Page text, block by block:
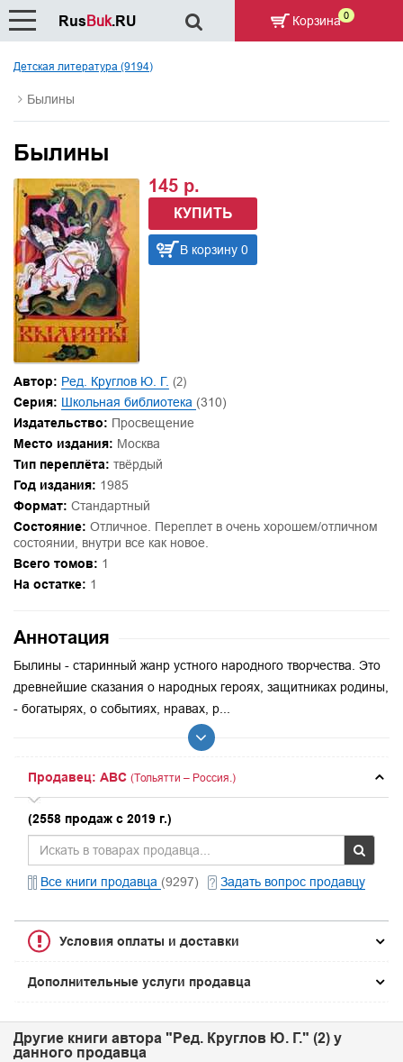
Детская литература (9194)
Былины
Былины
145 р.
КУПИТЬ
В корзину 0
Автор: Ред. Круглов Ю. Г. (2)
Серия: Школьная библиотека (310)
Издательство: Просвещение
Место издания: Москва
Тип переплёта: твёрдый
Год издания: 1985
Формат: Стандартный
Состояние: Отличное. Переплет в очень хорошем/отличном
состоянии, внутри все как новое.
Всего томов: 1
На остатке: 1
Аннотация
Былины - старинный жанр устного народного творчества. Это
древнейшие сказания о народных героях, защитниках родины,
- богатырях, о событиях, нравах, р...
Продавец: ABC (Тольятти – Россия.)
(2558 продаж с 2019 г.)
Все книги продавца (9297) Задать вопрос продавцу
Условия оплаты и доставки
Дополнительные услуги продавца
Другие книги автора "Ред. Круглов Ю. Г." (2) у
данного продавца
RusBuk.RU Корзина 0